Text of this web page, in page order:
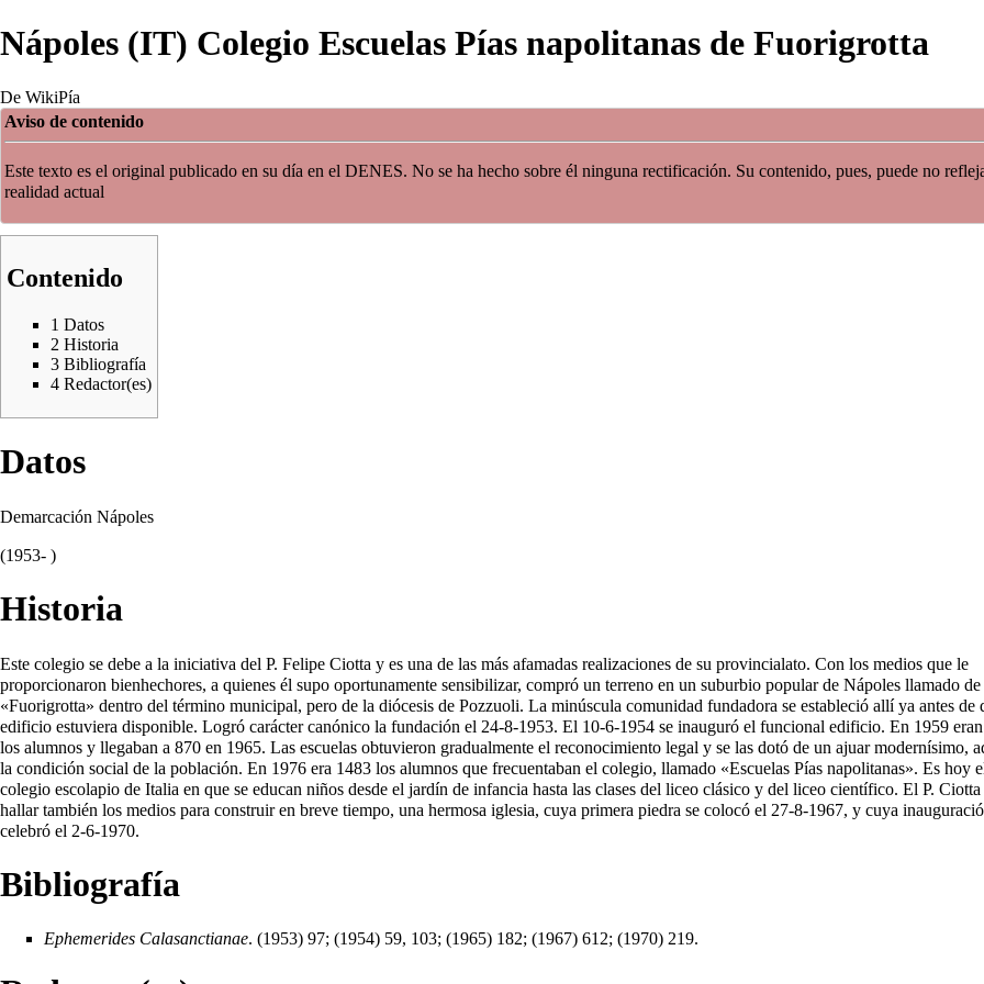
Nápoles (IT) Colegio Escuelas Pías napolitanas de Fuorigrotta
De WikiPía
Aviso de contenido
Este texto es el original publicado en su día en el DENES. No se ha hecho sobre él ninguna rectificación. Su contenido, pues, puede no
realidad actual
Contenido
1 Datos
2 Historia
3 Bibliografía
4 Redactor(es)
Datos
Demarcación Nápoles
(1953- )
Historia
Este colegio se debe a la iniciativa del P. Felipe Ciotta y es una de las más afamadas realizaciones de su provincialato. Con los medios que le
proporcionaron bienhechores, a quienes él supo oportunamente sensibilizar, compró un terreno en un suburbio popular de Nápoles llamado de
«Fuorigrotta» dentro del término municipal, pero de la diócesis de Pozzuoli. La minúscula comunidad fundadora se estableció allí ya antes de
edificio estuviera disponible. Logró carácter canónico la fundación el 24-8-1953. El 10-6-1954 se inauguró el funcional edificio. En 1959
los alumnos y llegaban a 870 en 1965. Las escuelas obtuvieron gradualmente el reconocimiento legal y se las dotó de un ajuar modernísimo,
la condición social de la población. En 1976 era 1483 los alumnos que frecuentaban el colegio, llamado «Escuelas Pías napolitanas». Es hoy
colegio escolapio de Italia en que se educan niños desde el jardín de infancia hasta las clases del liceo clásico y del liceo científico. El P. Ciotta
hallar también los medios para construir en breve tiempo, una hermosa iglesia, cuya primera piedra se colocó el 27-8-1967, y cuya
celebró el 2-6-1970.
Bibliografía
Ephemerides Calasanctianae. (1953) 97; (1954) 59, 103; (1965) 182; (1967) 612; (1970) 219.